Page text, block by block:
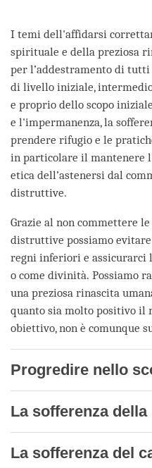
I temi dell'affidarsi
spirituale e della preziosa
per l’addestramento di
di livello iniziale,
e proprio dello scopo
e l'impermanenza, la
prendere rifugio e le
in particolare il mantenere
etica dell’astenersi dal
distruttive.
Grazie al non commettere
distruttive possiamo
regni inferiori e assicurarci
o come divinità. Possiamo
una preziosa rinascita
quanto sia molto positivo il
obiettivo, non è comunque
Progredire nello
La sofferenza
La sofferenza del